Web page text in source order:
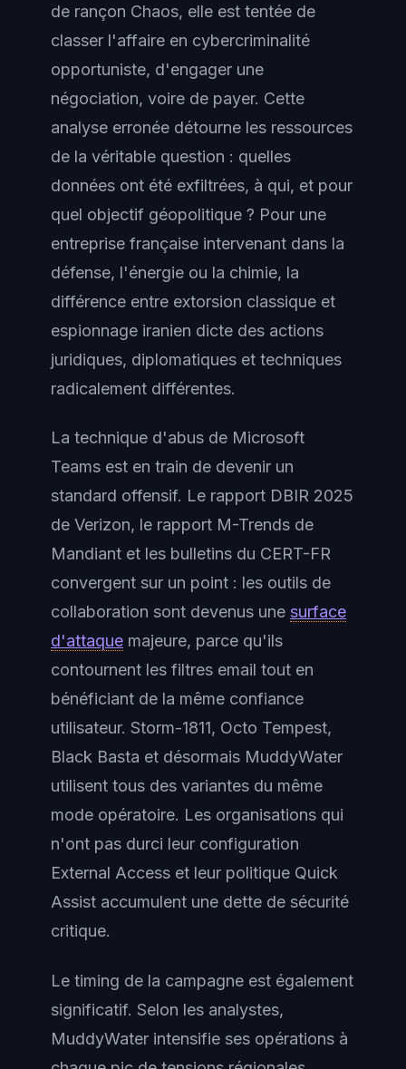
de rançon Chaos, elle est tentée de
classer l'affaire en cybercriminalité
opportuniste, d'engager une
négociation, voire de payer. Cette
analyse erronée détourne les ressources
de la véritable question : quelles
données ont été exfiltrées, à qui, et pour
quel objectif géopolitique ? Pour une
entreprise française intervenant dans la
défense, l'énergie ou la chimie, la
différence entre extorsion classique et
espionnage iranien dicte des actions
juridiques, diplomatiques et techniques
radicalement différentes.
La technique d'abus de Microsoft
Teams est en train de devenir un
standard offensif. Le rapport DBIR 2025
de Verizon, le rapport M-Trends de
Mandiant et les bulletins du CERT-FR
convergent sur un point : les outils de
collaboration sont devenus une surface
d'attaque majeure, parce qu'ils
contournent les filtres email tout en
bénéficiant de la même confiance
utilisateur. Storm-1811, Octo Tempest,
Black Basta et désormais MuddyWater
utilisent tous des variantes du même
mode opératoire. Les organisations qui
n'ont pas durci leur configuration
External Access et leur politique Quick
Assist accumulent une dette de sécurité
critique.
Le timing de la campagne est également
significatif. Selon les analystes,
MuddyWater intensifie ses opérations à